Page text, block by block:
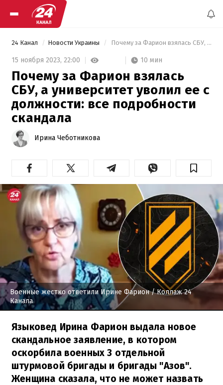
24 Канал Новости Украины Почему за Фарион взялась СБУ, а университет уволил ее с должности: все подробности скандала
15 ноября 2023, 22:00 10 мин
Почему за Фарион взялась
СБУ, а университет уволил ее с
должности: все подробности
скандала
Ирина Чеботникова
Военные жестко ответили Ирине Фарион/ Коллаж 24
Канала
Языковед Ирина Фарион выдала новое
скандальное заявление, в котором
оскорбила военных 3 отдельной
штурмовой бригады и бригады "Азов".
Женщина сказала, что не может назвать